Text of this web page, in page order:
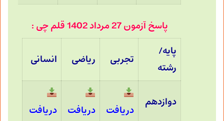
پاسخ آزمون 27 مرداد 1402 قلم چی :
پایه/
رشته
تجربی ریاضی انسانی
دوازدهم
دریافت دریافت دریافت